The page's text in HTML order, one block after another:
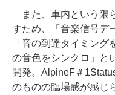
また、車内という限
すため、「音楽信号デ
「音の到達タイミン
の音色をシンクロ」と
開発。AlpineF＃
のものの臨場感が感じ